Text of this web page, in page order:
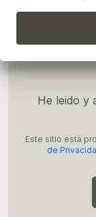
He leido y
Este sitio está
de